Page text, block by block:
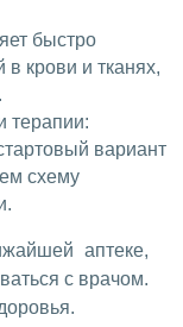
быстро
в крови и тканях,
терапии:
вариант
схему
аптеке,
с врачом.